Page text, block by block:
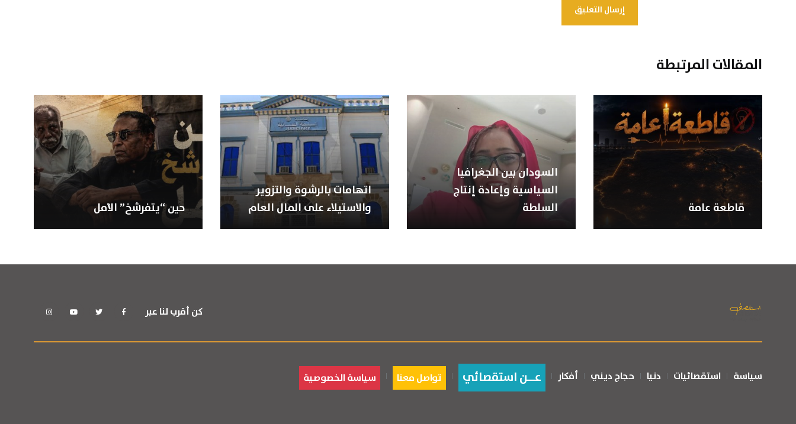
المقالات المرتبطة
قاطعة عامة
السودان بين الجغرافيا
السياسية وإعادة إنتاج
السلطة
اتهامات بالرشوة والتزوير
والاستيلاء على المال العام
حين “يتفرشخ” الأمل
كن أقرب لنا عبر
سياسة استقصائيات دنيا حجاج ديني أفكار عــن استقصائي تواصل معنا سياسة الخصوصية